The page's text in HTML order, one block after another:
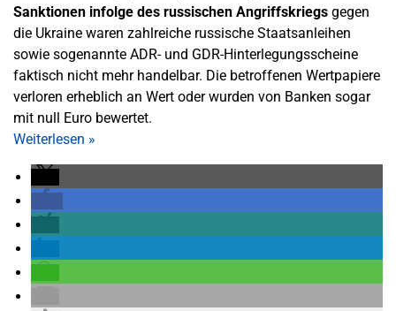
Sanktionen infolge des russischen Angriffskriegs gegen
die Ukraine waren zahlreiche russische Staatsanleihen
sowie sogenannte ADR- und GDR-Hinterlegungsscheine
faktisch nicht mehr handelbar. Die betroffenen Wertpapiere
verloren erheblich an Wert oder wurden von Banken sogar
mit null Euro bewertet.
Weiterlesen »